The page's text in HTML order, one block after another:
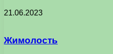
21.06.2023
Жимолость